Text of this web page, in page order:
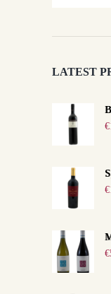
LATEST
€
€
€